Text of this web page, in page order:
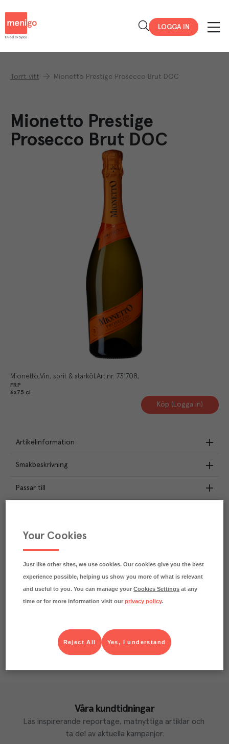
LOGGA IN
Torrt vitt Mionetto Prestige Prosecco Brut DOC
Mionetto Prestige
Prosecco Brut DOC
Mionetto Vin, sprit & starköl Art.nr. 731708
FRP
6x75 cl
Köp (Logga in)
Artikelinformation
Smakbeskrivning
Passar till
Klimatavtryck
CO₂e/kg
utsläppen av 1.5 kg koldioxid.
Läs mer om hur vi beräknar klimatavtryck
Våra kundtidningar
Läs inspirerande reportage, matnyttiga artiklar och
ta del av aktuella kampanjer.
Your Cookies
Just like other sites, we use cookies. Our cookies give you the best
experience possible, helping us show you more of what is relevant
and useful to you. You can manage yourCookies Settings at any
time or for more information visit ourprivacy policy.
Yes, I understand
Reject All